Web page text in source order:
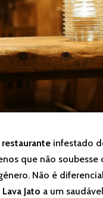
restaurante infestado
que não
Não é
Jato a um